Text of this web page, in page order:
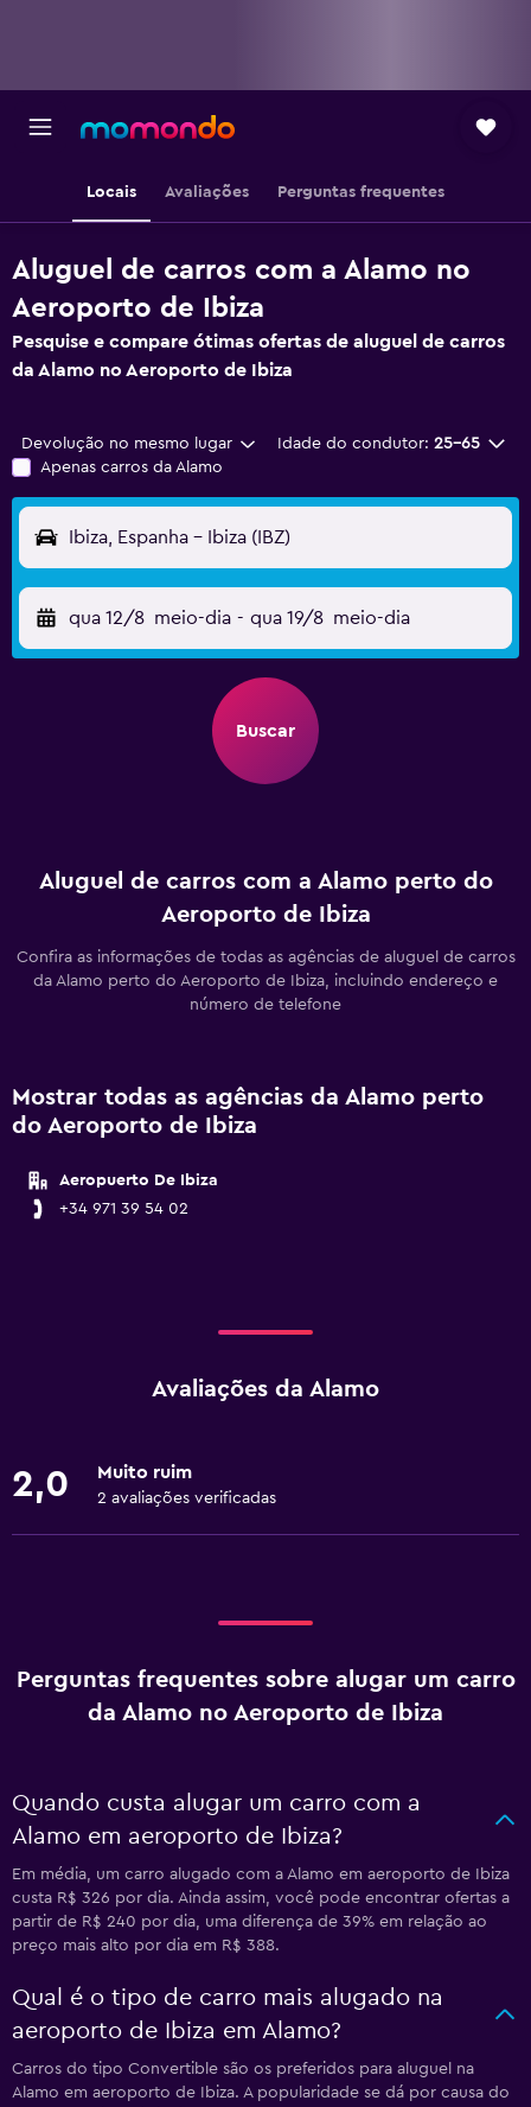
Locais Avaliações Perguntas frequentes
Aluguel de carros com a Alamo no
Aeroporto de Ibiza
Pesquise e compare ótimas ofertas de aluguel de carros
da Alamo no Aeroporto de Ibiza
Devolução no mesmo lugar Idade do condutor: 25-65
Apenas carros da Alamo
Ibiza, Espanha - Ibiza (IBZ)
qua 12/8 meio-dia - qua 19/8 meio-dia
Buscar
Aluguel de carros com a Alamo perto do
Aeroporto de Ibiza
Confira as informações de todas as agências de aluguel de carros
da Alamo perto do Aeroporto de Ibiza, incluindo endereço e
número de telefone
Mostrar todas as agências da Alamo perto
do Aeroporto de Ibiza
Aeropuerto De Ibiza
+34 971 39 54 02
Avaliações da Alamo
2,0 Muito ruim
2 avaliações verificadas
Perguntas frequentes sobre alugar um carro
da Alamo no Aeroporto de Ibiza
Quando custa alugar um carro com a
Alamo em aeroporto de Ibiza?
Em média, um carro alugado com a Alamo em aeroporto de Ibiza
custa R$ 326 por dia. Ainda assim, você pode encontrar ofertas a
partir de R$ 240 por dia, uma diferença de 39% em relação ao
preço mais alto por dia em R$ 388.
Qual é o tipo de carro mais alugado na
aeroporto de Ibiza em Alamo?
Carros do tipo Convertible são os preferidos para aluguel na
Alamo em aeroporto de Ibiza. A popularidade se dá por causa do